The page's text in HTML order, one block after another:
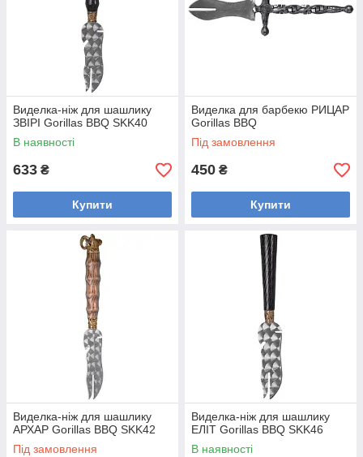
Виделка-ніж для шашлику
ЗВІРІ Gorillas BBQ SKK40
В наявності
633 ₴
Купити
Виделка для барбекю РИЦАР
Gorillas BBQ
Під замовлення
450 ₴
Купити
Виделка-ніж для шашлику
АРХАР Gorillas BBQ SKK42
Під замовлення
Виделка-ніж для шашлику
ЕЛІТ Gorillas BBQ SKK46
В наявності